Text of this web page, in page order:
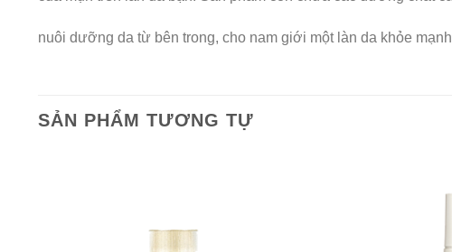
nuôi dưỡng da từ bên trong, cho nam giới một làn da khỏe
SẢN PHẨM TƯƠNG TỰ